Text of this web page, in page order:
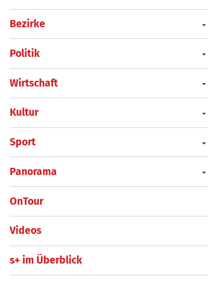
Bezirke
Politik
Wirtschaft
Kultur
Sport
Panorama
OnTour
Videos
s+ im Überblick